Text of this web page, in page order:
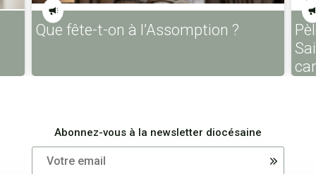
Que fête-t-on à l’Assomption ?
Abonnez-vous à la newsletter diocésaine